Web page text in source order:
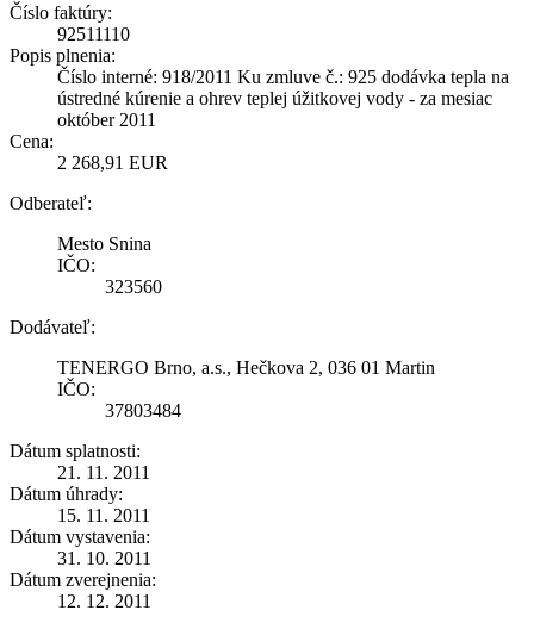
Číslo faktúry:
92511110
Popis plnenia:
Číslo interné: 918/2011 Ku zmluve č.: 925 dodávka tepla na
ústredné kúrenie a ohrev teplej úžitkovej vody - za mesiac
október 2011
Cena:
2 268,91 EUR
Odberateľ:
Mesto Snina
IČO:
323560
Dodávateľ:
TENERGO Brno, a.s., Hečkova 2, 036 01 Martin
IČO:
37803484
Dátum splatnosti:
21. 11. 2011
Dátum úhrady:
15. 11. 2011
Dátum vystavenia:
31. 10. 2011
Dátum zverejnenia:
12. 12. 2011